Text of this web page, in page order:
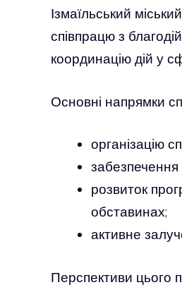
Ізмаїльський
співпрацю з
координацію дій у
Основні напрямки
організацію
забезпечення
розвиток
обставинах;
активне
Перспективи цього